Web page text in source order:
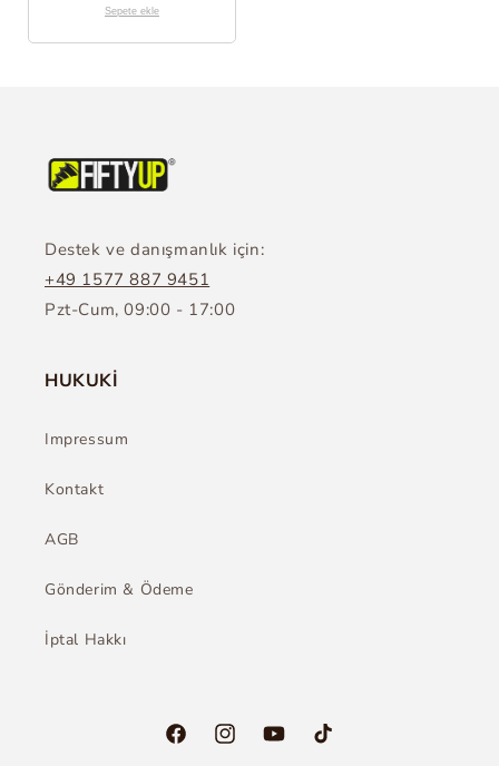
Sepete ekle
Destek ve danışmanlık için:
+49 1577 887 9451
Pzt-Cum, 09:00 - 17:00
HUKUKİ
Impressum
Kontakt
AGB
Gönderim & Ödeme
İptal Hakkı
FacebookInstagramYouTubeTikTok